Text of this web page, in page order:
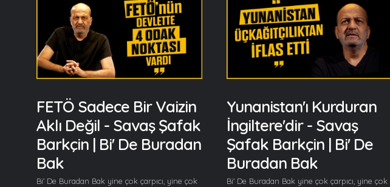
FETÖ Sadece Bir Vaizin
Aklı Değil - Savaş Şafak
Barkçin | Bi' De Buradan
Bak
Bi' De Buradan Bak yine çok çarpıcı, yine çok
Yunanistan'ı Kurduran
İngiltere'dir - Savaş
Şafak Barkçin | Bi' De
Buradan Bak
Bi' De Buradan Bak yine çok çarpıcı, yine çok